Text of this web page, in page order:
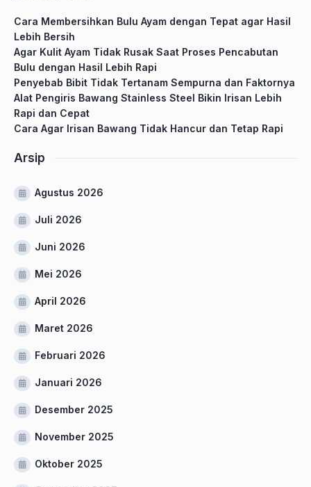
Cara Membersihkan Bulu Ayam dengan Tepat agar Hasil
Lebih Bersih
Agar Kulit Ayam Tidak Rusak Saat Proses Pencabutan
Bulu dengan Hasil Lebih Rapi
Penyebab Bibit Tidak Tertanam Sempurna dan Faktornya
Alat Pengiris Bawang Stainless Steel Bikin Irisan Lebih
Rapi dan Cepat
Cara Agar Irisan Bawang Tidak Hancur dan Tetap Rapi
Arsip
Agustus 2026
Juli 2026
Juni 2026
Mei 2026
April 2026
Maret 2026
Februari 2026
Januari 2026
Desember 2025
November 2025
Oktober 2025